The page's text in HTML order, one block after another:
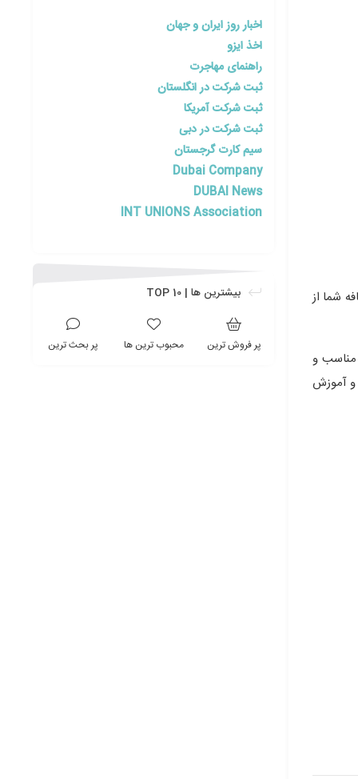
شما از
مناسب و
و آموزش
اخبار روز ایران و جهان
اخذ ایزو
راهنمای مهاجرت
ثبت شرکت در انگلستان
ثبت شرکت آمریکا
ثبت شرکت در دبی
سیم کارت گرجستان
Dubai Company
DUBAI News
INT UNIONS Association
بیشترین ها | TOP 10
پر فروش ترین محبوب ترین ها پر بحث ترین